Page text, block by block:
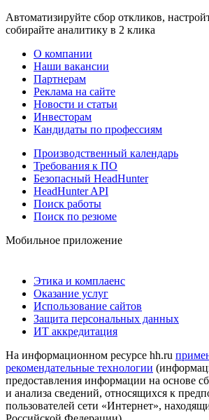
Автоматизируйте сбор откликов,
собирайте аналитику в 2 клика
О компании
Наши вакансии
Партнерам
Реклама на сайте
Новости и статьи
Инвесторам
Кандидаты по профессиям
Производственный календарь
Требования к ПО
Безопасный HeadHunter
HeadHunter API
Поиск работы
Поиск по резюме
Мобильное приложение
Этика и комплаенс
Оказание услуг
Использование сайтов
Защита персональных данных
ИТ аккредитация
На информационном ресурсе hh.ru
рекомендательные технологии
предоставления информации на основе
и анализа сведений, относящихся к
пользователей сети «Интернет»,